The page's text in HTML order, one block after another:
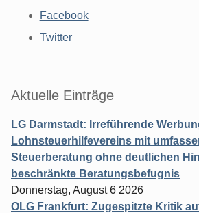
Facebook
Twitter
Aktuelle Einträge
LG Darmstadt: Irreführende
Lohnsteuerhilfevereins mit
Steuerberatung ohne deutlichen
beschränkte Beratungsbefugnis
Donnerstag, August 6 2026
OLG Frankfurt: Zugespitzte Kritik